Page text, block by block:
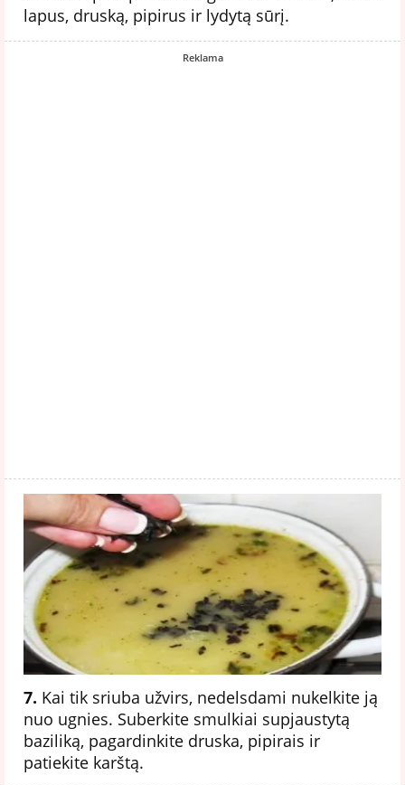
lapus, druską, pipirus ir lydytą sūrį.
Reklama
7. Kai tik sriuba užvirs, nedelsdami nukelkite ją
nuo ugnies. Suberkite smulkiai supjaustytą
baziliką, pagardinkite druska, pipirais ir
patiekite karštą.